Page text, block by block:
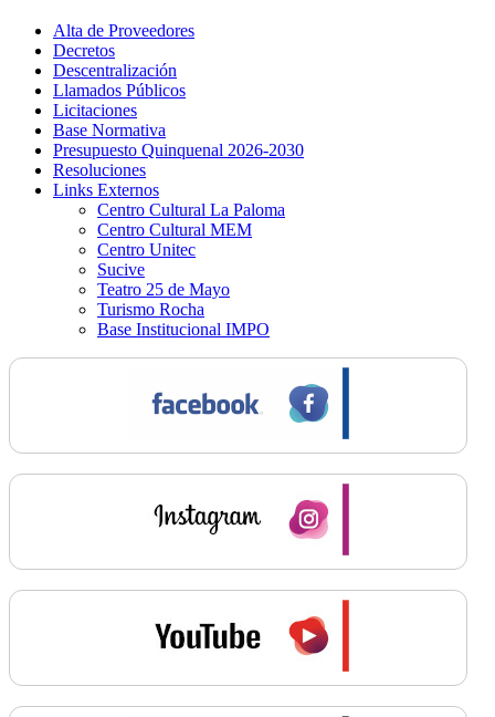
Alta de Proveedores
Decretos
Descentralización
Llamados Públicos
Licitaciones
Base Normativa
Presupuesto Quinquenal 2026-2030
Resoluciones
Links Externos
Centro Cultural La Paloma
Centro Cultural MEM
Centro Unitec
Sucive
Teatro 25 de Mayo
Turismo Rocha
Base Institucional IMPO